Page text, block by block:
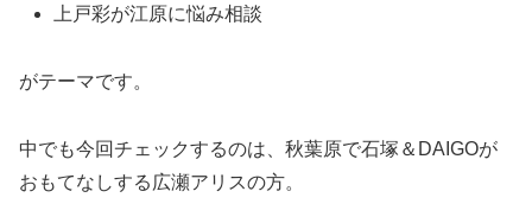
上戸彩が江原に悩み相談
がテーマです。
中でも今回チェックするのは、秋葉原で石塚＆DAIGOが
おもてなしする広瀬アリスの方。